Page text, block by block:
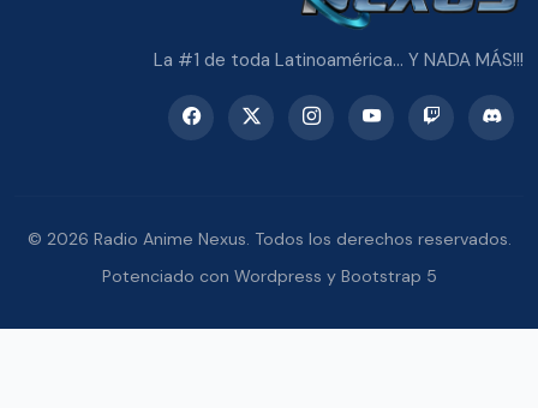
La #1 de toda Latinoamérica... Y NADA MÁS!!!
© 2026 Radio Anime Nexus. Todos los derechos reservados.
Potenciado con Wordpress y Bootstrap 5